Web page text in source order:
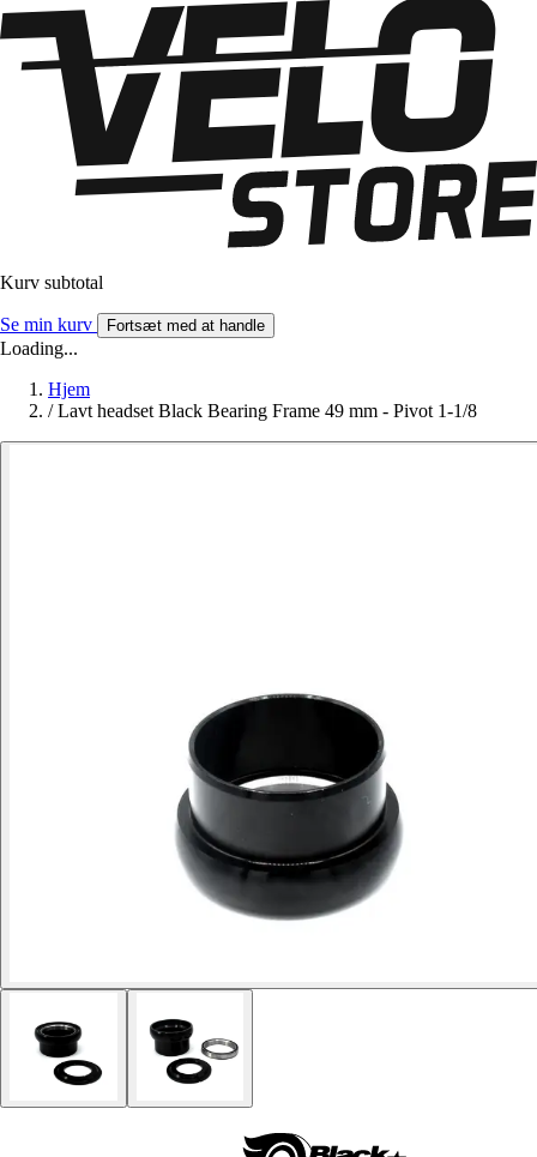
Kurv subtotal
Se min kurv Fortsæt med at handle
Loading...
Hjem
/ Lavt headset Black Bearing Frame 49 mm - Pivot 1-1/8